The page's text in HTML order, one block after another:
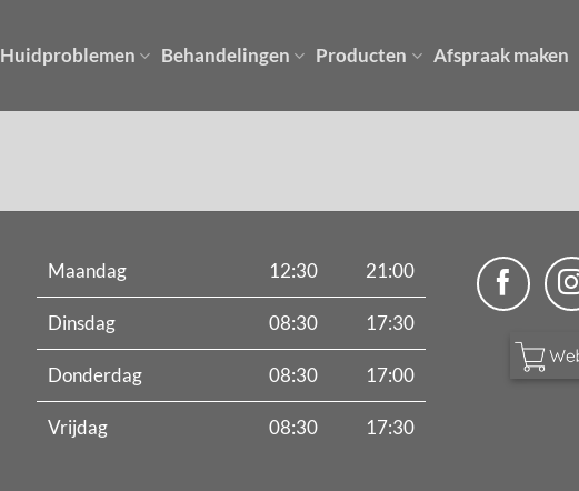
Huidproblemen Behandelingen Producten Afspraak maken
Maandag 12:30 21:00
Dinsdag 08:30 17:30
Donderdag 08:30 17:00
Vrijdag 08:30 17:30